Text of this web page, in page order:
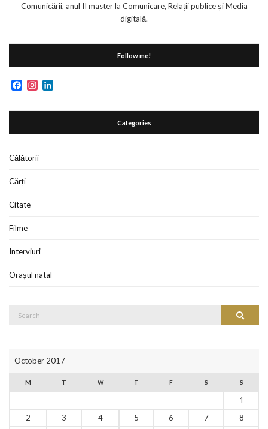
Comunicării, anul II master la Comunicare, Relații publice și Media
digitală.
Follow me!
FacebookInstagram
Categories
Călătorii
Cărți
Citate
Filme
Interviuri
Orașul natal
October 2017
M T W T F S S
1
2
3 4 5 6 7
8